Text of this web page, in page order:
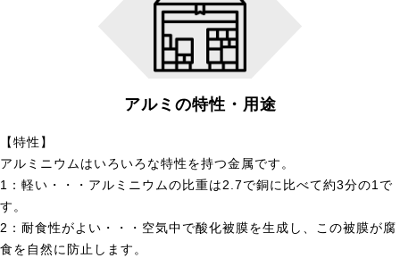
アルミの特性・用途
【特性】
アルミニウムはいろいろな特性を持つ金属です。
1：軽い・・・アルミニウムの比重は2.7で銅に比べて約3分の1で
す。
2：耐食性がよい・・・空気中で酸化被膜を生成し、この被膜が腐
食を自然に防止します。